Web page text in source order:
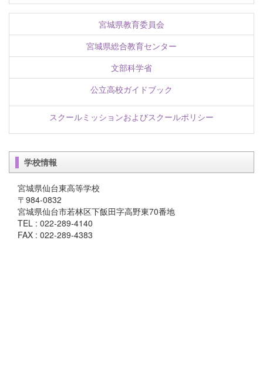
宮城県教育委員会
宮城県総合教育センター
文部科学省
公立高校ガイドブック
スクールミッションおよびスクールポリシー
学校情報
宮城県仙台東高等学校
〒984-0832
宮城県仙台市若林区下飯田字高野東70番地
TEL : 022-289-4140
FAX : 022-289-4383